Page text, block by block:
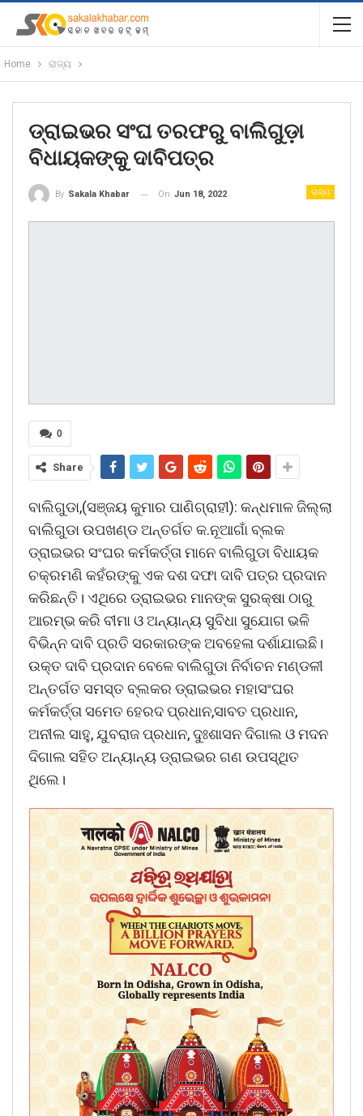
Home ରାଜ୍ୟ
ଡ୍ରାଇଭର ସଂଘ ତରଫରୁ ବାଲିଗୁଡ଼ା
ବିଧାୟକଙ୍କୁ ଦାବିପତ୍ର
ରାଜ୍ୟ
By Sakala Khabar On Jun 18, 2022
0
Share
ବାଲିଗୁଡା,(ସଞ୍ଜୟ କୁମାର ପାଣିଗ୍ରାହୀ): କନ୍ଧମାଳ ଜିଲ୍ଲା
ବାଲିଗୁଡା ଉପଖଣ୍ଡ ଅନ୍ତର୍ଗତ କ.ନୂଆଗାଁ ବ୍ଲକ
ଡ୍ରାଇଭର ସଂଘର କର୍ମକର୍ତ୍ତା ମାନେ ବାଲିଗୁଡା ବିଧାୟକ
ଚକ୍ରମଣି କହଁରଙ୍କୁ ଏକ ଦଶ ଦଫା ଦାବି ପତ୍ର ପ୍ରଦାନ
କରିଛନ୍ତି। ଏଥିରେ ଡ୍ରାଇଭର ମାନଙ୍କ ସୁରକ୍ଷା ଠାରୁ
ଆରମ୍ଭ କରି ବୀମା ଓ ଅନ୍ୟାନ୍ୟ ସୁବିଧା ସୁଯୋଗ ଭଳି
ବିଭିନ୍ନ ଦାବି ପ୍ରତି ସରକାରଙ୍କ ଅବହେଳା ଦର୍ଶାଯାଇଛି।
ଉକ୍ତ ଦାବି ପ୍ରଦାନ ବେଳେ ବାଲିଗୁଡା ନିର୍ବାଚନ ମଣ୍ଡଳୀ
ଅନ୍ତର୍ଗତ ସମସ୍ତ ବ୍ଲକର ଡ୍ରାଇଭର ମହାସଂଘର
କର୍ମକର୍ତ୍ତା ସମେତ ହେରଦ ପ୍ରଧାନ,ସାବତ ପ୍ରଧାନ,
ଅନୀଲ ସାହୁ, ଯୁବରାଜ ପ୍ରଧାନ, ଦୁଃଶାସନ ଦିଗାଲ ଓ ମଦନ
ଦିଗାଲ ସହିତ ଅନ୍ୟାନ୍ୟ ଡ୍ରାଇଭର ଗଣ ଉପସ୍ଥିତ
ଥିଲେ।